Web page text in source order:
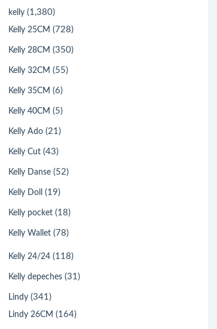
kelly (1,380)
Kelly 25CM (728)
Kelly 28CM (350)
Kelly 32CM (55)
Kelly 35CM (6)
Kelly 40CM (5)
Kelly Ado (21)
Kelly Cut (43)
Kelly Danse (52)
Kelly Doll (19)
Kelly pocket (18)
Kelly Wallet (78)
Kelly 24/24 (118)
Kelly depeches (31)
Lindy (341)
Lindy 26CM (164)